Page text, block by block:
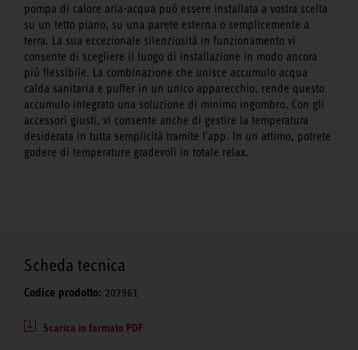
pompa di calore aria-acqua può essere installata a vostra scelta
su un tetto piano, su una parete esterna o semplicemente a
terra. La sua eccezionale silenziosità in funzionamento vi
consente di scegliere il luogo di installazione in modo ancora
più flessibile. La combinazione che unisce accumulo acqua
calda sanitaria e puffer in un unico apparecchio, rende questo
accumulo integrato una soluzione di minimo ingombro. Con gli
accessori giusti, vi consente anche di gestire la temperatura
desiderata in tutta semplicità tramite l'app. In un attimo, potrete
godere di temperature gradevoli in totale relax.
Scheda tecnica
Codice prodotto: 207961
Scarica in formato PDF